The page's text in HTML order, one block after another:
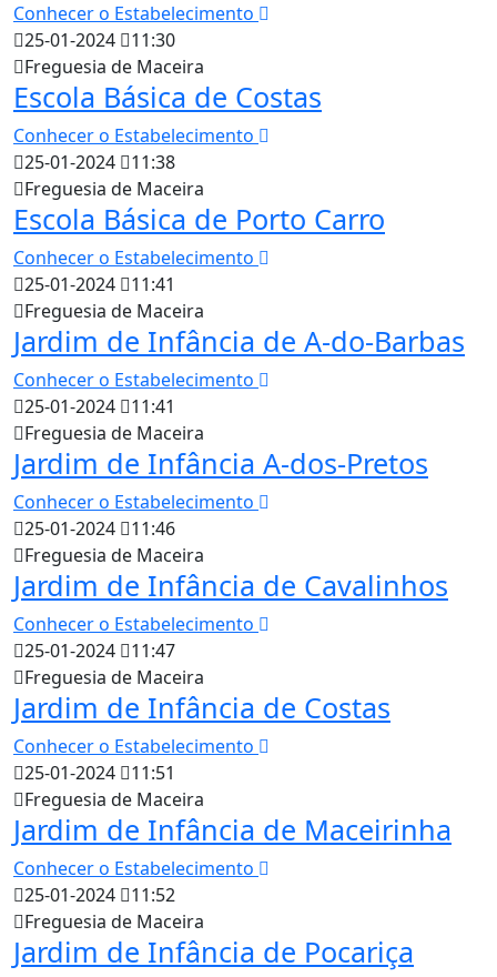
Conhecer o Estabelecimento
25-01-2024
11:30
Freguesia de Maceira
Escola Básica de Costas
Conhecer o Estabelecimento
25-01-2024
11:38
Freguesia de Maceira
Escola Básica de Porto Carro
Conhecer o Estabelecimento
25-01-2024
11:41
Freguesia de Maceira
Jardim de Infância de A-do-Barbas
Conhecer o Estabelecimento
25-01-2024
11:41
Freguesia de Maceira
Jardim de Infância A-dos-Pretos
Conhecer o Estabelecimento
25-01-2024
11:46
Freguesia de Maceira
Jardim de Infância de Cavalinhos
Conhecer o Estabelecimento
25-01-2024
11:47
Freguesia de Maceira
Jardim de Infância de Costas
Conhecer o Estabelecimento
25-01-2024
11:51
Freguesia de Maceira
Jardim de Infância de Maceirinha
Conhecer o Estabelecimento
25-01-2024
11:52
Freguesia de Maceira
Jardim de Infância de Pocariça